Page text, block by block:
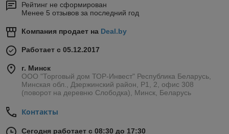
Рейтинг не сформирован
Менее 5 отзывов за последний год
Компания продает на Deal.by
Работает с 05.12.2017
г. Минск
ООО "Торговый дом ТОР-Инвест" Республика Беларусь,
Минская обл., Дзержинский район, Р1, 2, офис 308
(поворот на деревню Слободка), Минск, Беларусь
Контакты
Сегодня работает с 08:30 до 17:30